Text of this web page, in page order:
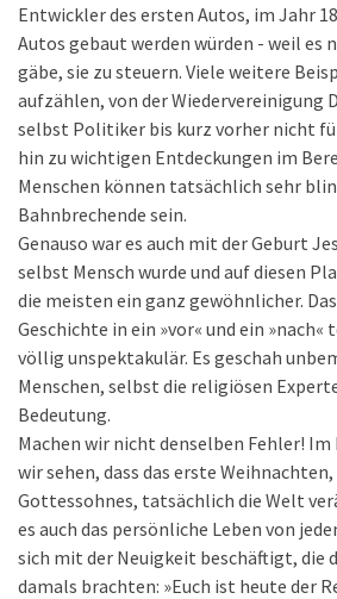
Entwickler des ersten Autos, im Jahr
Autos gebaut werden würden - weil es
gäbe, sie zu steuern. Viele weitere
aufzählen, von der Wiedervereinigung
selbst Politiker bis kurz vorher nicht
hin zu wichtigen Entdeckungen im
Menschen können tatsächlich sehr
Bahnbrechende sein.
Genauso war es auch mit der Geburt
selbst Mensch wurde und auf diesen
die meisten ein ganz gewöhnlicher.
Geschichte in ein »vor« und ein
völlig unspektakulär. Es geschah
Menschen, selbst die religiösen
Bedeutung.
Machen wir nicht denselben Fehler!
wir sehen, dass das erste
Gottessohnes, tatsächlich die Welt
es auch das persönliche Leben von
sich mit der Neuigkeit beschäftigt, die
damals brachten: »Euch ist heute der